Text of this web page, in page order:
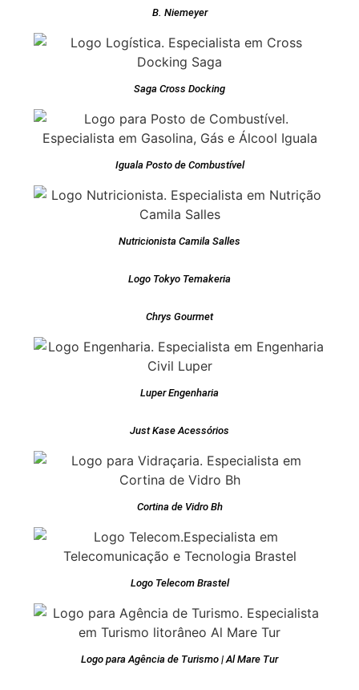
B. Niemeyer
Saga Cross Docking
Iguala Posto de Combustível
Nutricionista Camila Salles
Logo Tokyo Temakeria
Chrys Gourmet
Luper Engenharia
Just Kase Acessórios
Cortina de Vidro Bh
Logo Telecom Brastel
Logo para Agência de Turismo | Al Mare Tur